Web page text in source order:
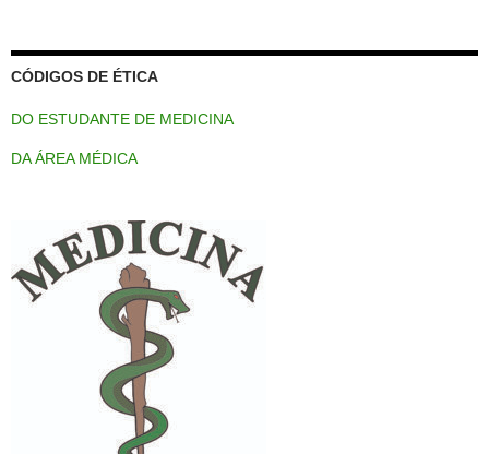
CÓDIGOS DE ÉTICA
DO ESTUDANTE DE MEDICINA
DA ÁREA MÉDICA